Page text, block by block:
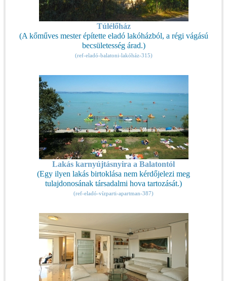
Túlélőház
(A kőműves mester építette eladó lakóházból, a régi vágású
becsületesség árad.)
(ref-eladó-balatoni-lakóház-315)
Lakás karnyújtásnyira a Balatontól
(Egy ilyen lakás birtoklása nem kérdőjelezi meg
tulajdonosának társadalmi hova tartozását.)
(ref-eladó-vízparti-apartman-387)